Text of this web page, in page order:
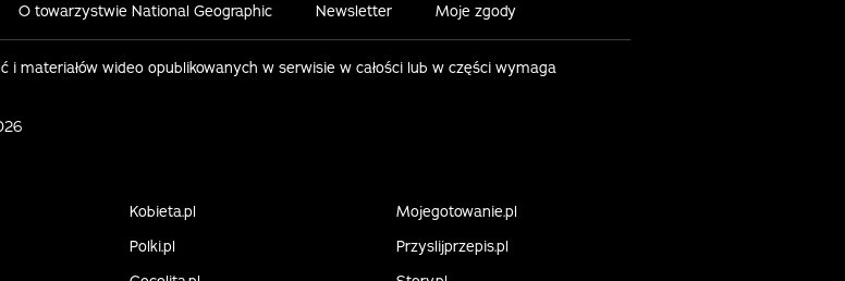
O towarzystwie National Geographic Newsletter Moje zgody
i materiałów wideo opublikowanych w serwisie w całości lub w części wymaga
Kobieta.pl
Mojegotowanie.pl
Polki.pl
Przyslijprzepis.pl